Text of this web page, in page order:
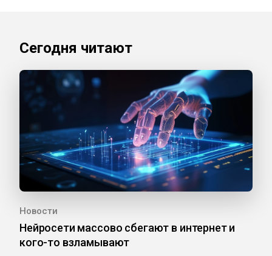
Сегодня читают
Новости
Нейросети массово сбегают в интернет и
кого-то взламывают